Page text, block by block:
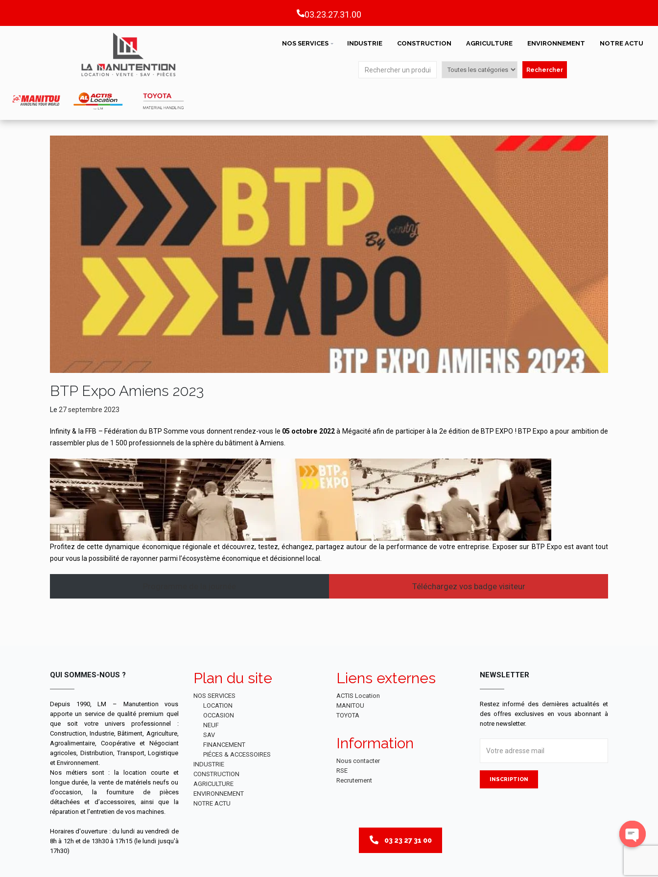
03.23.27.31.00
NOS SERVICES INDUSTRIE CONSTRUCTION AGRICULTURE ENVIRONNEMENT NOTRE ACTU
Rechercher
BTP Expo Amiens 2023
Le 27 septembre 2023
Infinity & la FFB – Fédération du BTP Somme vous donnent rendez-vous le 05 octobre 2022à Mégacité afin de participer à la 2e édition de BTP EXPO ! BTP Expo a pour ambition de
rassembler plus de 1 500 professionnels de la sphère du bâtiment à Amiens.
Profitez de cette dynamique économique régionale et découvrez, testez, échangez, partagez autour de la performance de votre entreprise. Exposer sur BTP Expo est avant tout
pour vous la possibilité de rayonner parmi l’écosystème économique et décisionnel local.
Téléchargez vos badge visiteur
QUI SOMMES-NOUS ?
Depuis 1990, LM – Manutention vous
apporte un service de qualité premium quel
que soit votre univers professionnel :
Construction, Industrie, Bâtiment, Agriculture,
Agroalimentaire, Coopérative et Négociant
agricoles, Distribution, Transport, Logistique
et Environnement.
Nos métiers sont : la location courte et
longue durée, la vente de matériels neufs ou
d’occasion, la fourniture de pièces
détachées et d’accessoires, ainsi que la
réparation et l’entretien de vos machines.
Horaires d'ouverture : du lundi au vendredi de
8h à 12h et de 13h30 à 17h15 (le lundi jusqu'à
17h30)
Plan du site
NOS SERVICES
LOCATION
OCCASION
NEUF
SAV
FINANCEMENT
PIÉCES & ACCESSOIRES
INDUSTRIE
CONSTRUCTION
AGRICULTURE
ENVIRONNEMENT
NOTRE ACTU
Liens externes
ACTIS Location
MANITOU
TOYOTA
Information
Nous contacter
RSE
Recrutement
NEWSLETTER
Restez informé des dernières actualités et
des offres exclusives en vous abonnant à
notre newsletter.
INSCRIPTION
03 23 27 31 00
Open